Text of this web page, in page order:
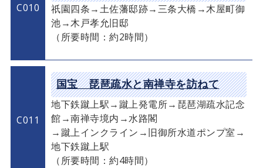
C010
祇園四条→土佐藩邸跡→三条大橋→木屋町御
池→木戸孝允旧邸
（所要時間：約2時間）
C011
国宝 琵琶疏水と南禅寺を訪ねて
地下鉄蹴上駅→蹴上発電所→琵琶湖疏水記念
館→南禅寺境内→水路閣
→蹴上インクライン→旧御所水道ポンプ室→
地下鉄蹴上駅
（所要時間：約4時間）